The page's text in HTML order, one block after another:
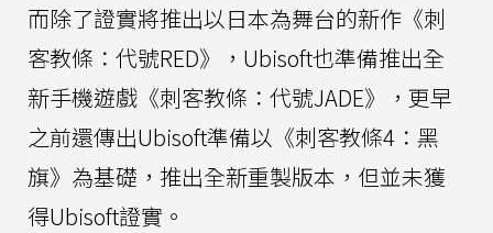
而除了證實將推出以日本為舞台的新作《刺
客教條：代號RED》，Ubisoft也準備推出全
新手機遊戲《刺客教條：代號JADE》，更早
之前還傳出Ubisoft準備以《刺客教條4：黑
旗》為基礎，推出全新重製版本，但並未獲
得Ubisoft證實。